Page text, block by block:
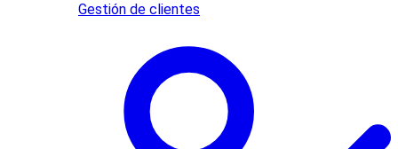
Gestión de clientes